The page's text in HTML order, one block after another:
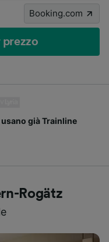
Booking.com
già Trainline
Rogätz